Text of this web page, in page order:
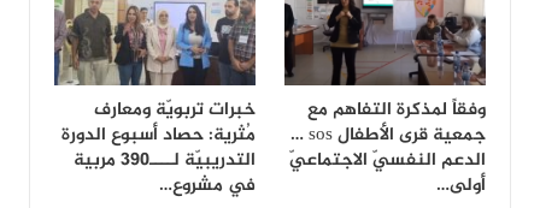
وفقاً لمذكرة التفاهم مع
جمعية قرى الأطفال sos …
الدعم النفسيّ الاجتماعيّ
أولى…
خبرات تربويّة ومعارف
مُثرية: حصاد أسبوع الدورة
التدريبيّة لــــ390 مربية
في مشروع…